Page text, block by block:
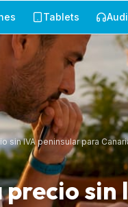
Tablets
sin IVA peninsular para
sin